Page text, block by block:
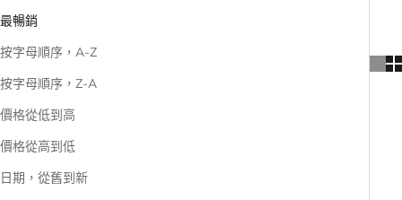
最暢銷
按字母順序，A-Z
按字母順序，Z-A
價格從低到高
價格從高到低
日期，從舊到新